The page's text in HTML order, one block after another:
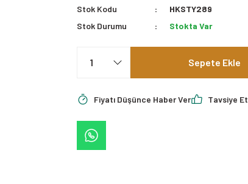
Stok Kodu
HKSTY289
Stok Durumu
Stokta Var
Sepete Ekle
Fiyatı Düşünce Haber Ver Tavsiye Et